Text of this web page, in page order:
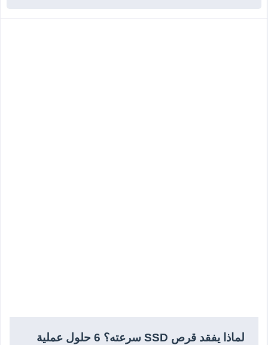
لماذا يفقد قرص SSD سرعته؟ 6 حلول عملية